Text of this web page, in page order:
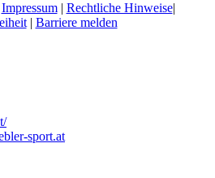
Impressum| Rechtliche Hinweise|
| Barriere melden
sport.at